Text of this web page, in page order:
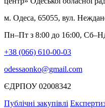
м. Одеса, 65055, вул.
Пн–Пт з 8:00 до 16:00,
+38 (066) 610-00-03
odessaonko@gmail.com
ЄДРПОУ 02008342
Публічні закупівлі